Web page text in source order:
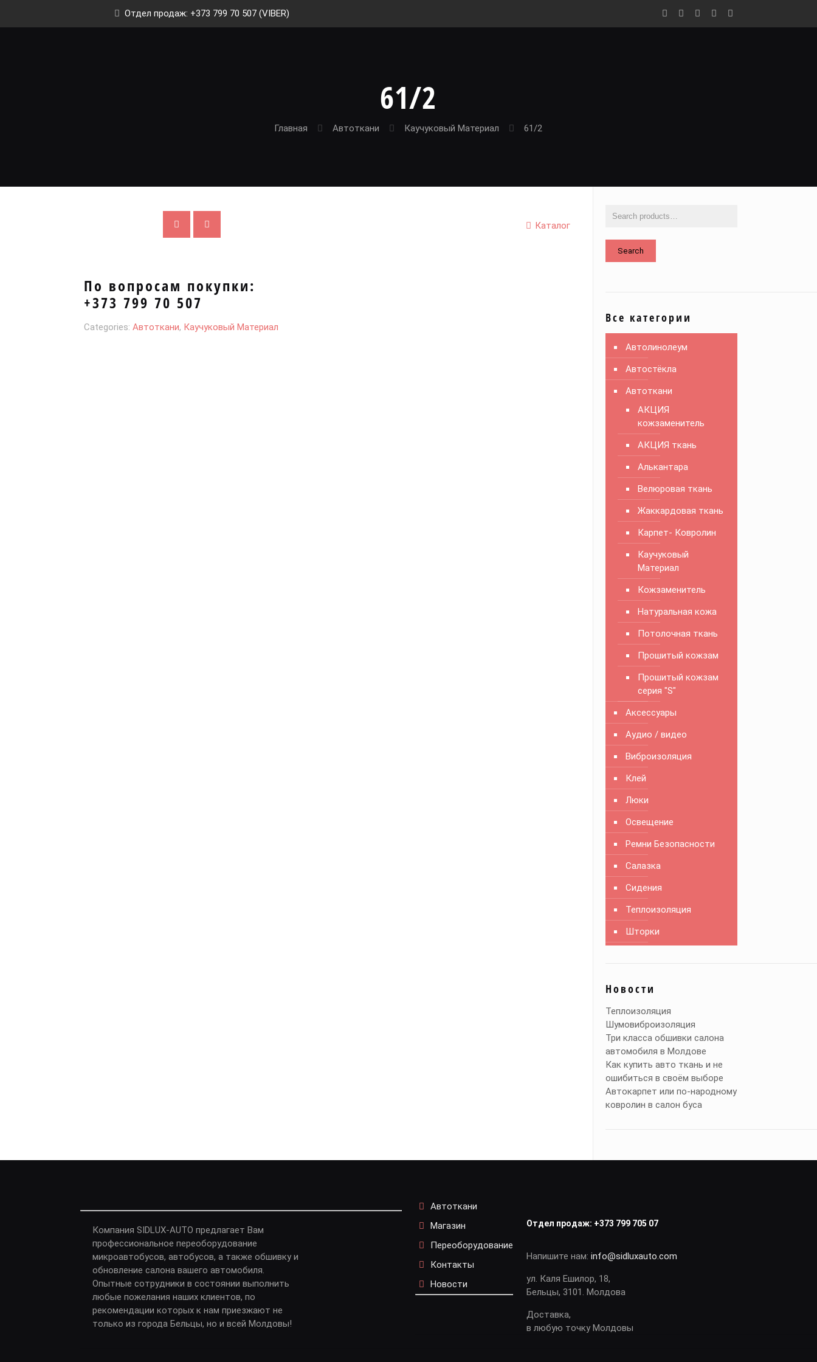
Отдел продаж: +373 799 70 507 (VIBER)
61/2
Главная Автоткани Каучуковый Материал 61/2
Каталог
По вопросам покупки:
+373 799 70 507
Categories: Автоткани, Каучуковый Материал
Search
Все категории
Автолинолеум
Автостёкла
Автоткани
АКЦИЯ
кожзаменитель
АКЦИЯ ткань
Алькантара
Велюровая ткань
Жаккардовая ткань
Карпет- Ковролин
Каучуковый
Материал
Кожзаменитель
Натуральная кожа
Потолочная ткань
Прошитый кожзам
Прошитый кожзам
серия "S"
Аксессуары
Аудио / видео
Виброизоляция
Клей
Люки
Освещение
Ремни Безопасности
Салазка
Сидения
Теплоизоляция
Шторки
Новости
Теплоизоляция
Шумовиброизоляция
Три класса обшивки салона
автомобиля в Молдове
Как купить авто ткань и не
ошибиться в своём выборе
Автокарпет или по-народному
ковролин в салон буса
Компания SIDLUX-AUTO предлагает Вам
профессиональное переоборудование
микроавтобусов, автобусов, а также обшивку и
обновление салона вашего автомобиля.
Опытные сотрудники в состоянии выполнить
любые пожелания наших клиентов, по
рекомендации которых к нам приезжают не
только из города Бельцы, но и всей Молдовы!
Автоткани
Магазин
Переоборудование
Контакты
Новости
Отдел продаж: +373 799 705 07
Напишите нам:info@sidluxauto.com
ул. Каля Ешилор, 18,
Бельцы, 3101. Молдова
Доставка,
в любую точку Молдовы